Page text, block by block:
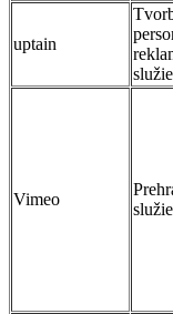
uptain
Vimeo